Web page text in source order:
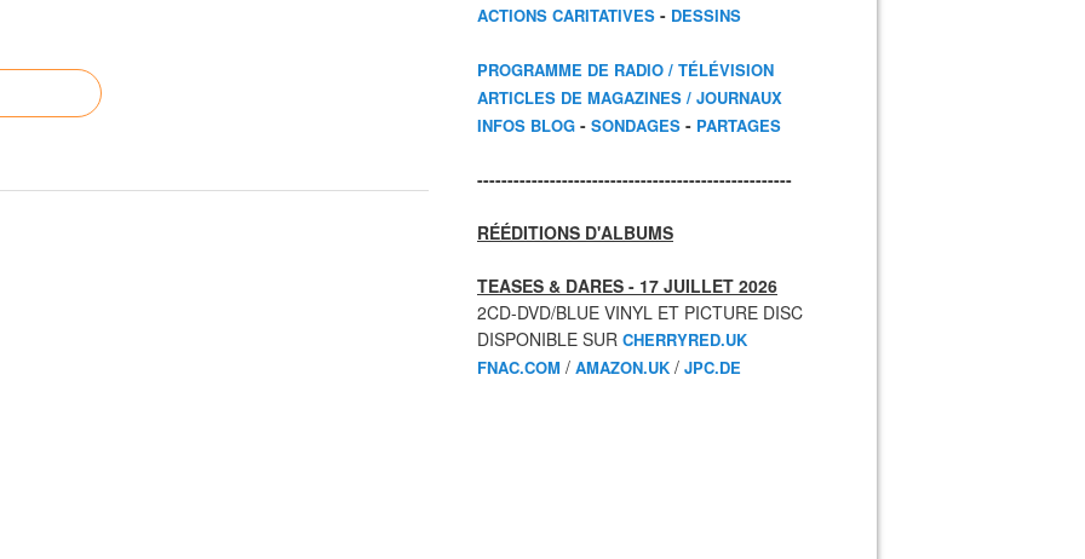
ACTIONS CARITATIVES - DESSINS
PROGRAMME DE RADIO / TÉLÉVISION
ARTICLES DE MAGAZINES / JOURNAUX
INFOS BLOG - SONDAGES - PARTAGES
----------------------------------------------------
RÉÉDITIONS D'ALBUMS
TEASES & DARES - 17 JUILLET 2026
2CD-DVD/BLUE VINYL ET PICTURE DISC
DISPONIBLE SUR CHERRYRED.UK
FNAC.COM / AMAZON.UK / JPC.DE